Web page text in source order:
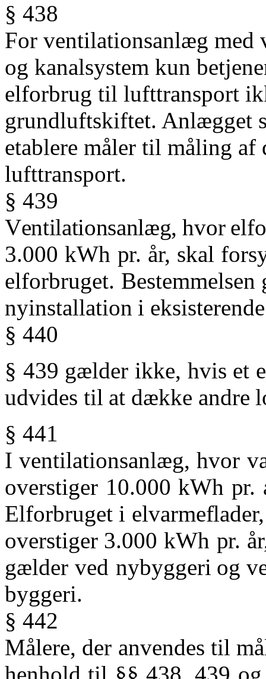
§ 438
For ventilationsanlæg med
og kanalsystem kun
elforbrug til lufttransport
grundluftskiftet. Anlægget
etablere måler til måling
lufttransport.
§ 439
Ventilationsanlæg, hvor
3.000 kWh pr. år, skal
elforbruget. Bestemmelsen
nyinstallation i eksisterende
§ 440
§ 439 gælder ikke, hvis et
udvides til at dække andre
§ 441
I ventilationsanlæg, hvor
overstiger 10.000 kWh pr.
Elforbruget i elvarmeflader,
overstiger 3.000 kWh pr.
gælder ved nybyggeri og
byggeri.
§ 442
Målere, der anvendes til